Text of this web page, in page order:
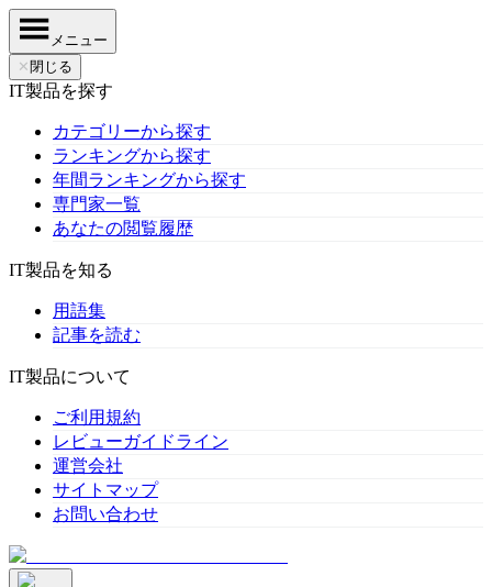
メニュー
✕ 閉じる
IT製品を探す
カテゴリーから探す
ランキングから探す
年間ランキングから探す
専門家一覧
あなたの閲覧履歴
IT製品を知る
用語集
記事を読む
IT製品について
ご利用規約
レビューガイドライン
運営会社
サイトマップ
お問い合わせ